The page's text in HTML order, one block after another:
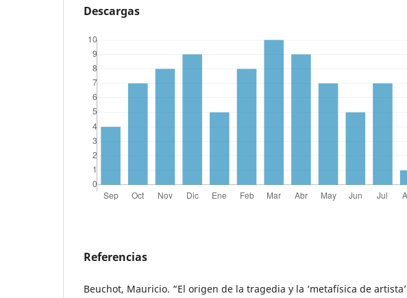
Descargas
Referencias
Beuchot, Mauricio. “El origen de la tragedia y la ‘metafísica de artista’